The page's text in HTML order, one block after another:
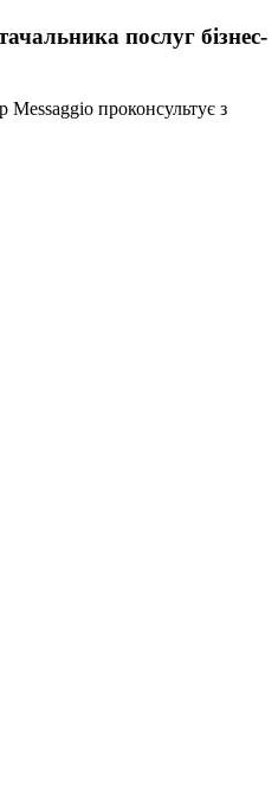
послуг бізнес-
проконсультує з